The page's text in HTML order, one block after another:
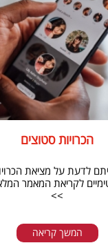
הכרויות סטוצים
לדעת על מציאת
לקריאת המאמר
>>
המשך קריאה